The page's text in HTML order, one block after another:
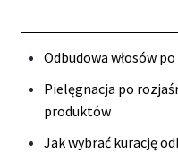
Odbudowa włosów
Pielęgnacja po
produktów
Jak wybrać kurację